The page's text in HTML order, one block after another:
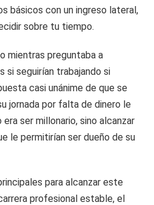
básicos con un ingreso lateral,
sobre tu tiempo.
mientras preguntaba a
si seguirían trabajando si
casi unánime de que se
jornada por falta de dinero le
ser millonario, sino alcanzar
le permitirían ser dueño de su
para alcanzar este
profesional estable, el